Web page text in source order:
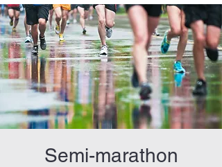
Semi-marathon